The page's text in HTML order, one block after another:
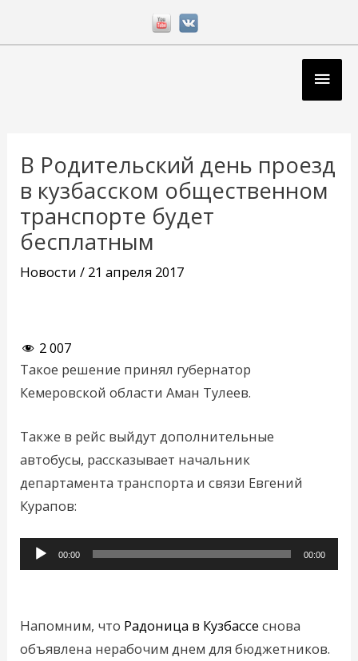
В Родительский день проезд
в кузбасском общественном
транспорте будет
бесплатным
Новости / 21 апреля 2017
2 007
Такое решение принял губернатор
Кемеровской области Аман Тулеев.
Также в рейс выйдут дополнительные
автобусы, рассказывает начальник
департамента транспорта и связи Евгений
Курапов:
Аудиоплеер
00:00 00:00
Напомним, что Радоница в Кузбассе снова
объявлена нерабочим днем для бюджетников.
записям